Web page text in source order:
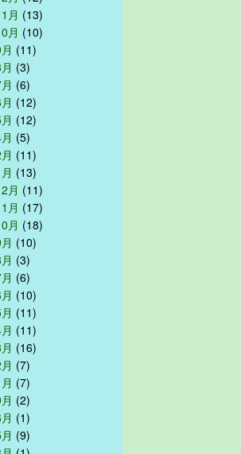
月 (13)
月 (10)
(11)
(3)
(6)
(12)
(12)
(5)
(11)
(13)
月 (11)
月 (17)
月 (18)
(10)
(3)
(6)
(10)
(11)
(11)
(16)
(7)
(7)
(2)
(1)
(9)